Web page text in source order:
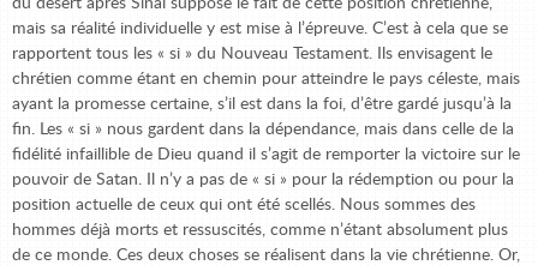
du désert après Sinaï suppose le fait de cette position chrétienne,
mais sa réalité individuelle y est mise à l’épreuve. C’est à cela que se
rapportent tous les « si » du Nouveau Testament. Ils envisagent le
chrétien comme étant en chemin pour atteindre le pays céleste, mais
ayant la promesse certaine, s’il est dans la foi, d’être gardé jusqu’à la
fin. Les « si » nous gardent dans la dépendance, mais dans celle de la
fidélité infaillible de Dieu quand il s’agit de remporter la victoire sur le
pouvoir de Satan. Il n’y a pas de « si » pour la rédemption ou pour la
position actuelle de ceux qui ont été scellés. Nous sommes des
hommes déjà morts et ressuscités, comme n’étant absolument plus
de ce monde. Ces deux choses se réalisent dans la vie chrétienne. Or,